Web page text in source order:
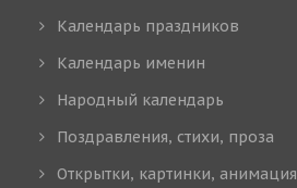
Календарь праздников
Календарь именин
Народный календарь
Поздравления, стихи, проза
Открытки, картинки, анимация